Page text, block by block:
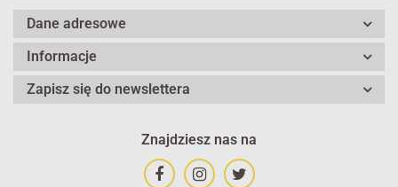
Dane adresowe
Informacje
Zapisz się do newslettera
Znajdziesz nas na